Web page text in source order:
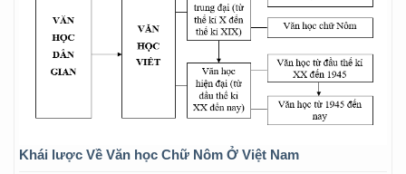
Khái lược Về Văn học Chữ Nôm Ở Việt Nam